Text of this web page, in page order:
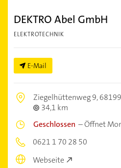
DEKTRO Abel GmbH
ELEKTROTECHNIK
E-Mail
Ziegelhüttenweg 9,
34,1 km
Geschlossen –Öffnet
0621 1 70 28 50
Webseite